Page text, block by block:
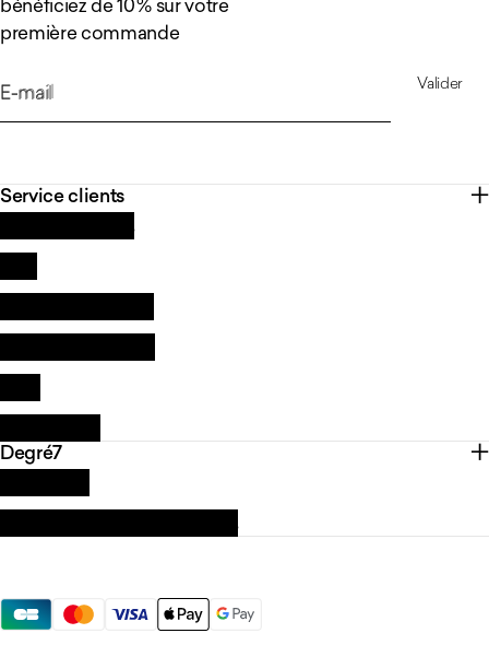
première commande
E-mail Valider
Service clients
Contactez-nous
Degré7
Nos valeurs et engagements
Moyens de paiement